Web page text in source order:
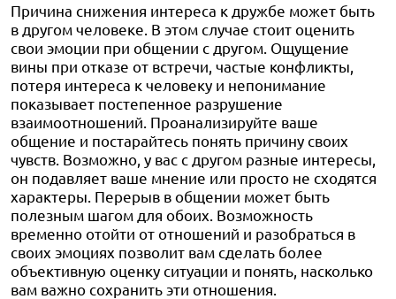
Причина снижения интереса к дружбе может быть
в другом человеке. В этом случае стоит оценить
свои эмоции при общении с другом. Ощущение
вины при отказе от встречи, частые конфликты,
потеря интереса к человеку и непонимание
показывает постепенное разрушение
взаимоотношений. Проанализируйте ваше
общение и постарайтесь понять причину своих
чувств. Возможно, у вас с другом разные интересы,
он подавляет ваше мнение или просто не сходятся
характеры. Перерыв в общении может быть
полезным шагом для обоих. Возможность
временно отойти от отношений и разобраться в
своих эмоциях позволит вам сделать более
объективную оценку ситуации и понять, насколько
вам важно сохранить эти отношения.